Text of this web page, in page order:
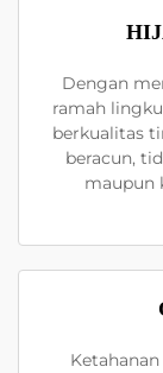
Dengan
ramah
berkualitas
beracun,
maupun